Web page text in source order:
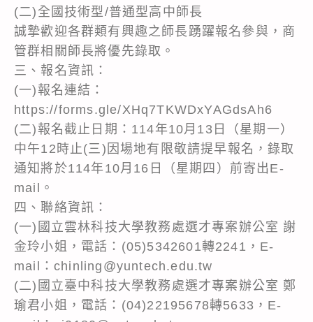
(二)全國技術型/普通型高中師長
誠摯歡迎各群類有興趣之師長踴躍報名參與，商
管群相關師長將優先錄取。
三、報名資訊：
(一)報名連結：
https://forms.gle/XHq7TKWDxYAGdsAh6
(二)報名截止日期：114年10月13日（星期一）
中午12時止(三)因場地有限敬請提早報名，錄取
通知將於114年10月16日（星期四）前寄出E-
mail。
四、聯絡資訊：
(一)國立雲林科技大學教務處選才專案辦公室 謝
金玲小姐，電話：(05)5342601轉2241，E-
mail：chinling@yuntech.edu.tw
(二)國立臺中科技大學教務處選才專案辦公室 鄭
瑜君小姐，電話：(04)22195678轉5633，E-